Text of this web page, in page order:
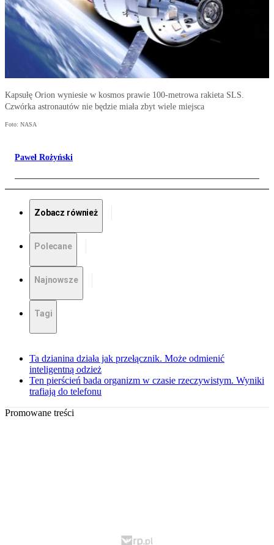
Kapsułę Orion wyniesie w kosmos prawie 100-metrowa rakieta SLS.
Czwórka astronautów nie będzie miała zbyt wiele miejsca
Foto: NASA
Paweł Rożyński
Zobacz również
Polecane
Najnowsze
Tagi
Ta dzianina działa jak przełącznik. Może odmienić
inteligentną odzież
Ten pierścień bada organizm w czasie rzeczywistym. Wyniki
trafiają do telefonu
Promowane treści